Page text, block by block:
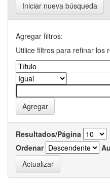
Iniciar nueva búsqueda
Agregar filtros:
Utilice filtros para refinar los
Resultados/Página
Ordenar